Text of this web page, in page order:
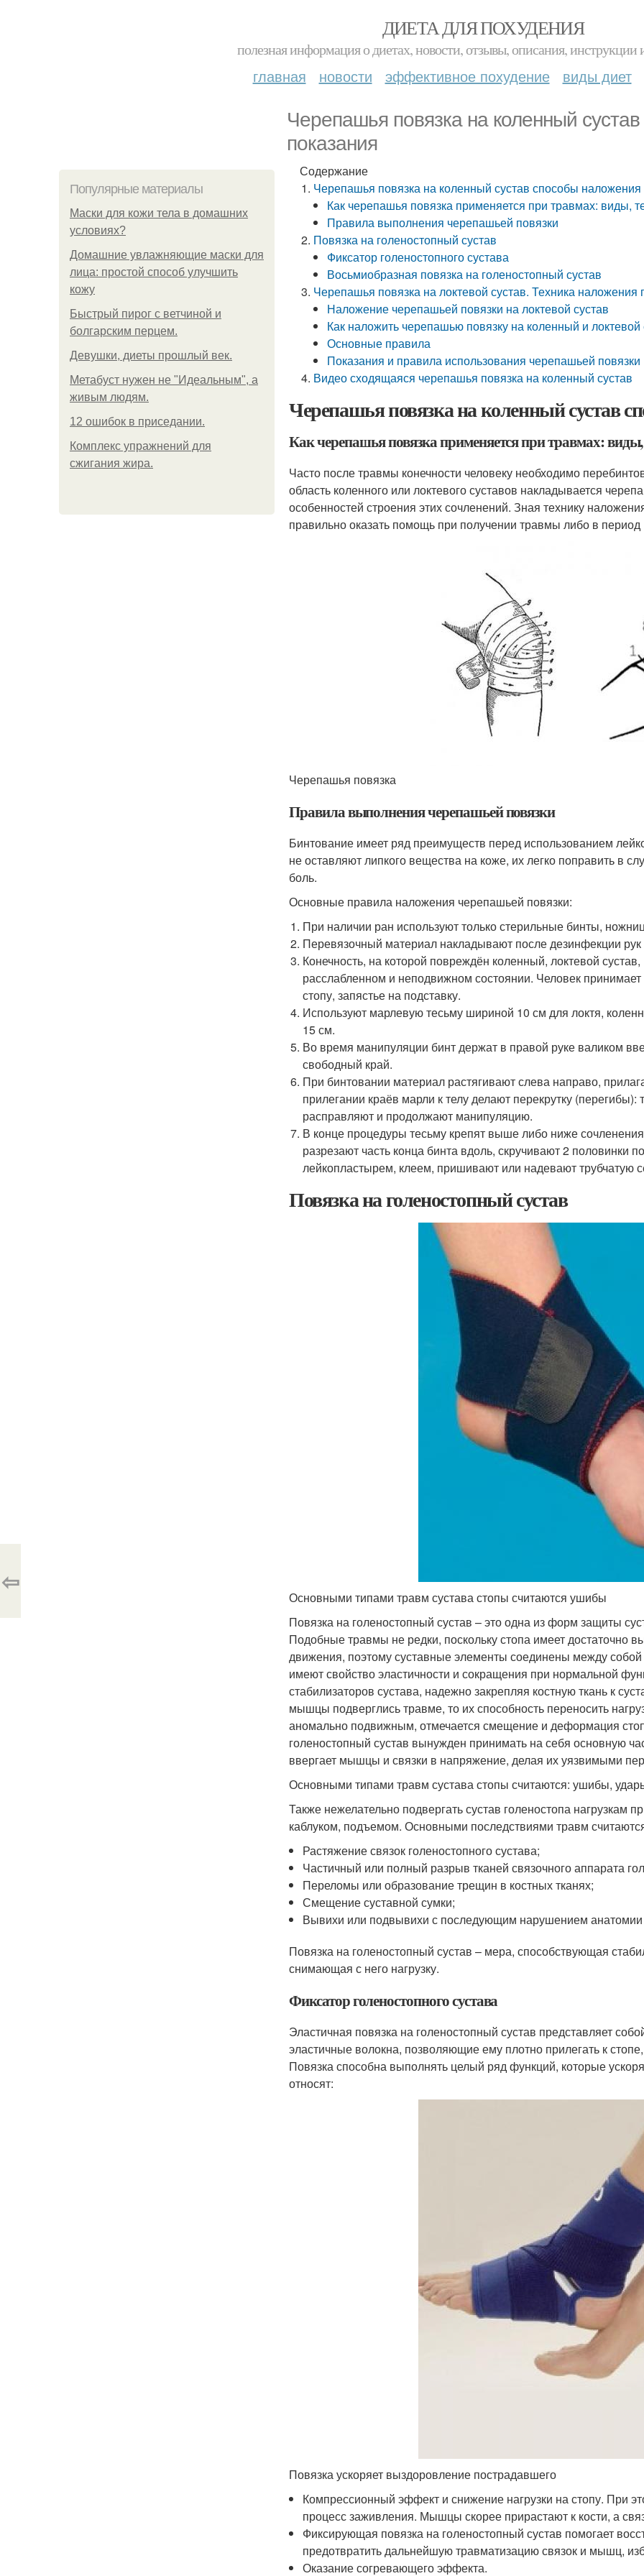
ДИЕТА ДЛЯ ПОХУДЕНИЯ
полезная информация о диетах, новости, отзывы, описания, инструкции
главная новости эффективное похудение виды диет
Черепашья повязка на коленный
показания
Популярные материалы
Маски для кожи тела в домашних
условиях?
Домашние увлажняющие маски для
лица: простой способ улучшить
кожу
Быстрый пирог с ветчиной и
болгарским перцем.
Девушки, диеты прошлый век.
Метабуст нужен не "Идеальным", а
живым людям.
12 ошибок в приседании.
Комплекс упражнений для
сжигания жира.
Содержание
Черепашья повязка на коленный сустав способы наложения
Как черепашья повязка применяется при травмах: виды,
Правила выполнения черепашьей повязки
Повязка на голеностопный сустав
Фиксатор голеностопного сустава
Восьмиобразная повязка на голеностопный сустав
Черепашья повязка на локтевой сустав. Техника наложения
Наложение черепашьей повязки на локтевой сустав
Как наложить черепашью повязку на коленный и локтевой
Основные правила
Показания и правила использования черепашьей повязки
Видео сходящаяся черепашья повязка на коленный сустав
Черепашья повязка на коленный сустав
Как черепашья повязка применяется при травмах:
Часто после травмы конечности человеку необходимо
область коленного или локтевого суставов накладывается
особенностей строения этих сочленений. Зная технику
правильно оказать помощь при получении травмы либо в
Черепашья повязка
Правила выполнения черепашьей повязки
Бинтование имеет ряд преимуществ перед использованием
не оставляют липкого вещества на коже, их легко поправить в
боль.
Основные правила наложения черепашьей повязки:
При наличии ран используют только стерильные бинты,
Перевязочный материал накладывают после дезинфекции рук
Конечность, на которой повреждён коленный, локтевой
расслабленном и неподвижном состоянии. Человек
стопу, запястье на подставку.
Используют марлевую тесьму шириной 10 см для локтя,
15 см.
Во время манипуляции бинт держат в правой руке валиком
свободный край.
При бинтовании материал растягивают слева направо,
прилегании краёв марли к телу делают перекрутку
расправляют и продолжают манипуляцию.
В конце процедуры тесьму крепят выше либо ниже
разрезают часть конца бинта вдоль, скручивают 2 половинки
лейкопластырем, клеем, пришивают или надевают трубчатую
Повязка на голеностопный сустав
Основными типами травм сустава стопы считаются ушибы
Повязка на голеностопный сустав – это одна из форм защиты
Подобные травмы не редки, поскольку стопа имеет достаточно
движения, поэтому суставные элементы соединены между
имеют свойство эластичности и сокращения при нормальной
стабилизаторов сустава, надежно закрепляя костную ткань к
мышцы подверглись травме, то их способность переносить
аномально подвижным, отмечается смещение и деформация
голеностопный сустав вынужден принимать на себя основную
ввергает мышцы и связки в напряжение, делая их уязвимыми
Основными типами травм сустава стопы считаются: ушибы,
Также нежелательно подвергать сустав голеностопа нагрузкам
каблуком, подъемом. Основными последствиями травм
Растяжение связок голеностопного сустава;
Частичный или полный разрыв тканей связочного аппарата
Переломы или образование трещин в костных тканях;
Смещение суставной сумки;
Вывихи или подвывихи с последующим нарушением анатомии
Повязка на голеностопный сустав – мера, способствующая
снимающая с него нагрузку.
Фиксатор голеностопного сустава
Эластичная повязка на голеностопный сустав представляет
эластичные волокна, позволяющие ему плотно прилегать к
Повязка способна выполнять целый ряд функций, которые
относят:
Повязка ускоряет выздоровление пострадавшего
Компрессионный эффект и снижение нагрузки на стопу. При
процесс заживления. Мышцы скорее прирастают к кости, а
Фиксирующая повязка на голеностопный сустав помогает
предотвратить дальнейшую травматизацию связок и мышц,
Оказание согревающего эффекта.
⇦